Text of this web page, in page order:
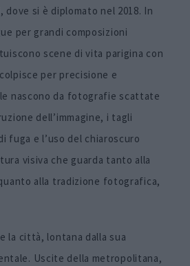
dove si è diplomato nel 2018. In
per grandi composizioni
scene di vita parigina con
per precisione e
nascono da fotografie scattate
dell’immagine, i tagli
fuga e l’uso del chiaroscuro
visiva che guarda tanto alla
alla tradizione fotografica,
la città, lontana dalla sua
Uscite della metropolitana,